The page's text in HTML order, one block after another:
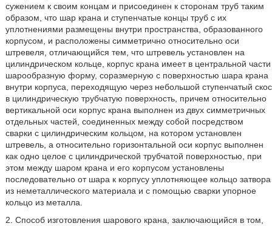
сужением к своим концам и присоединен к сторонам труб таким
образом, что шар крана и ступенчатые концы труб с их
уплотнениями размещены внутри пространства, образованного
корпусом, и расположены симметрично относительно оси
штревеля, отличающийся тем, что штревель установлен на
цилиндрическом кольце, корпус крана имеет в центральной части
шарообразную форму, соразмерную с поверхностью шара крана
внутри корпуса, переходящую через небольшой ступенчатый скос
в цилиндрическую трубчатую поверхность, причем относительно
вертикальной оси корпус крана выполнен из двух симметричных
отдельных частей, соединенных между собой посредством
сварки с цилиндрическим кольцом, на котором установлен
штревель, а относительно горизонтальной оси корпус выполнен
как одно целое с цилиндрической трубчатой поверхностью, при
этом между шаром крана и его корпусом установлены
последовательно от шара к корпусу уплотняющее кольцо затвора
из неметаллического материала и с помощью сварки упорное
кольцо из металла.
2. Способ изготовления шарового крана, заключающийся в том,